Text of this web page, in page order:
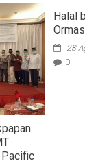
Halal
Ormas
28
0